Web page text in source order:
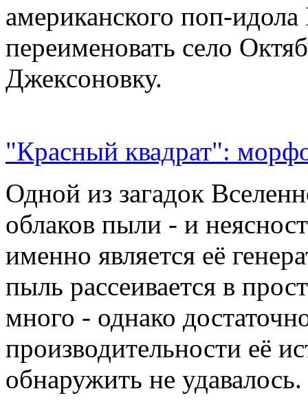
американского поп-
переименовать село
Джексоновку.
"Красный квадрат":
Одной из загадок
облаков пыли - и
именно является её
пыль рассеивается в
много - однако
производительности её
обнаружить не удавалось.